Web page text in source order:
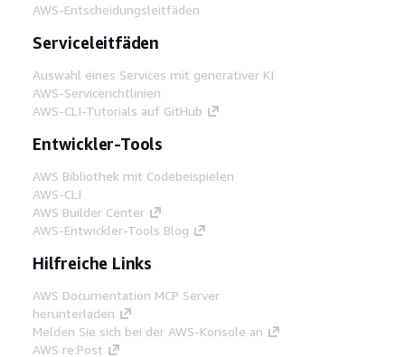
AWS-Entscheidungsleitfäden
Serviceleitfäden
Auswahl eines Services mit generativer KI
AWS-Servicerichtlinien
AWS-CLI-Tutorials auf GitHub
Entwickler-Tools
AWS Bibliothek mit Codebeispielen
AWS-CLI
AWS Builder Center
AWS-Entwickler-Tools Blog
Hilfreiche Links
AWS Documentation MCP Server
herunterladen
Melden Sie sich bei der AWS-Konsole an
AWS re:Post